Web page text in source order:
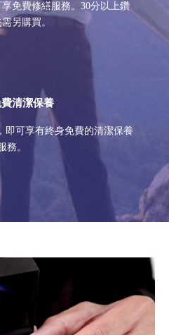
免費修繕服務。30分以上鑽
另購買。
清潔保養
即可享有終身免費的清潔保養
務。